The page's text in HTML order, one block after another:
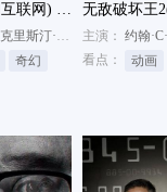
无敌破坏王2(大闹互联网) 英语
克里斯汀·贝尔
盖尔·加朵
奇幻
主演： 约翰
看点：
动画